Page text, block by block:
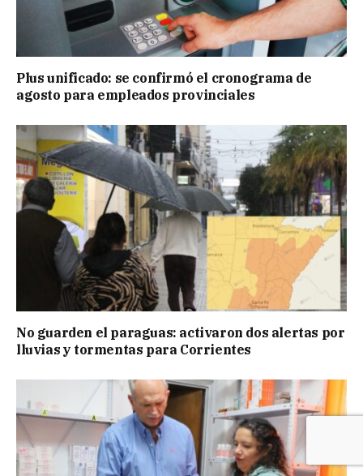
Plus unificado: se confirmó el cronograma de
agosto para empleados provinciales
No guarden el paraguas: activaron dos alertas por
lluvias y tormentas para Corrientes